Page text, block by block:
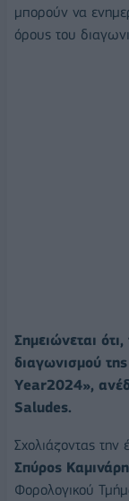
μπορούν να
όρους του
Σημειώνεται
διαγωνισμού
Year2024»,
Saludes.
Σχολιάζοντας την
Σπύρος
Φορολογικού